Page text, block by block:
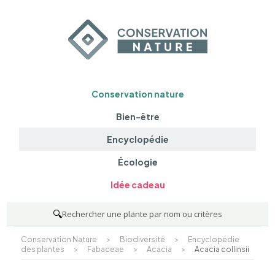
Conservation nature
Bien-être
Encyclopédie
Écologie
Idée cadeau
🔍Rechercher une plante par nom ou critères
Conservation Nature > Biodiversité >
Encyclopédie
des plantes
> Fabaceae > Acacia > Acacia collinsii